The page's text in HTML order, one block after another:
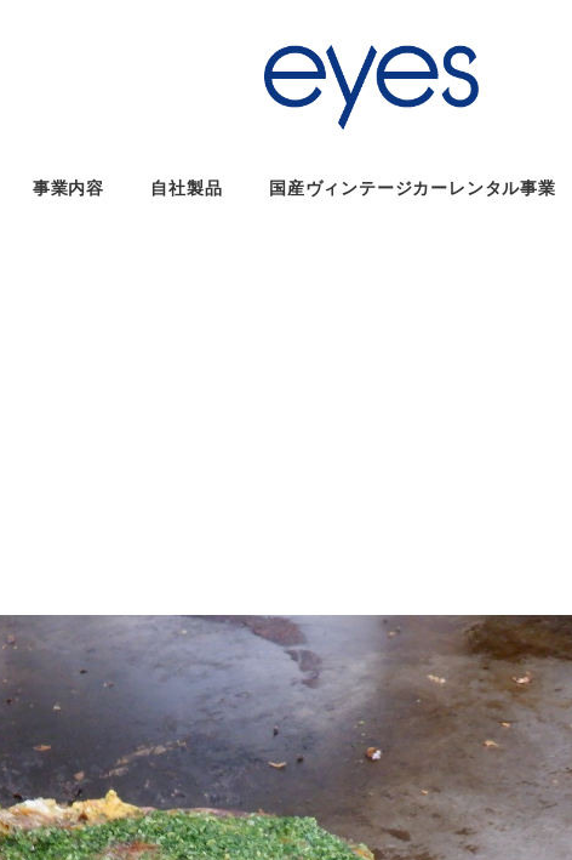
事業内容 自社製品 国産ヴィンテージカーレンタル事業